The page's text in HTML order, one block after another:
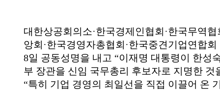
대한상공회의소·한국경제인협회·한국무역협
앙회·한국경영자총협회·한국중견기업연합회
8일 공동성명을 내고 “이재명 대통령이 한성
부 장관을 신임 국무총리 후보자로 지명한 것
“특히 기업 경영의 최일선을 직접 이끌어 온